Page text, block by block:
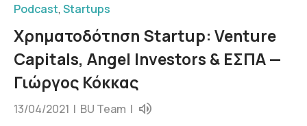
Podcast, Startups
Χρηματοδότηση Startup: Venture
Capitals, Angel Investors & ΕΣΠΑ —
Γιώργος Κόκκας
13/04/2021 | BU Team |